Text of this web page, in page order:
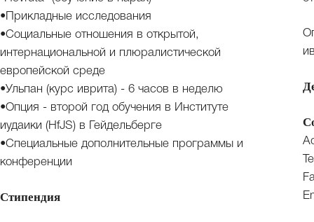
•Прикладные исследования
•Социальные отношения в открытой,
интернациональной и плюралистической
европейской среде
•Ульпан (курс иврита) - 6 часов в неделю
•Опция - второй год обучения в Институте
иудаики (HfJS) в Гейдельберге
•Специальные дополнительные программы и
конференции
Стипендия